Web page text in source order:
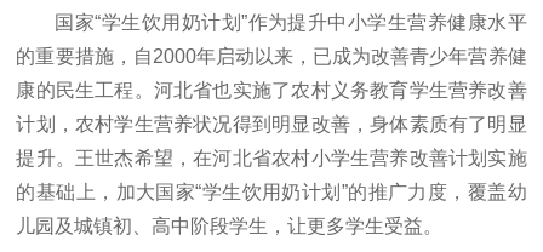
国家“学生饮用奶计划”作为提升中小学生营养健康水平
的重要措施，自2000年启动以来，已成为改善青少年营养健
康的民生工程。河北省也实施了农村义务教育学生营养改善
计划，农村学生营养状况得到明显改善，身体素质有了明显
提升。王世杰希望，在河北省农村小学生营养改善计划实施
的基础上，加大国家“学生饮用奶计划”的推广力度，覆盖幼
儿园及城镇初、高中阶段学生，让更多学生受益。